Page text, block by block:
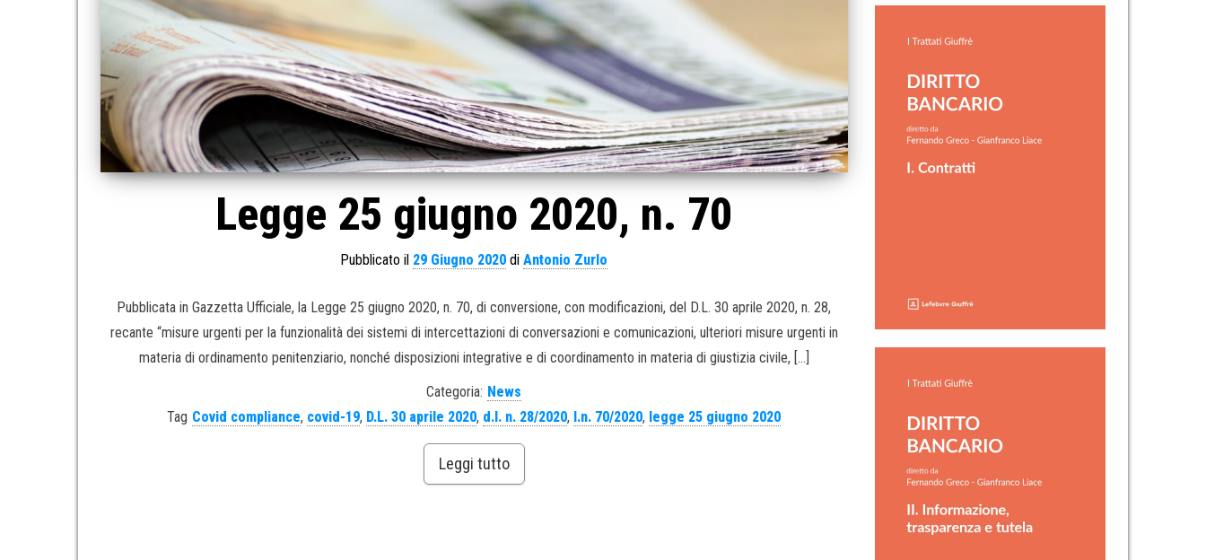
Legge 25 giugno 2020, n. 70
Pubblicato il 29 Giugno 2020 diAntonio Zurlo
Pubblicata in Gazzetta Ufficiale, la Legge 25 giugno 2020, n. 70, di conversione, con modificazioni, del D.L. 30 aprile 2020, n. 28,
recante “misure urgenti per la funzionalità dei sistemi di intercettazioni di conversazioni e comunicazioni, ulteriori misure urgenti in
materia di ordinamento penitenziario, nonché disposizioni integrative e di coordinamento in materia di giustizia civile, […]
Categoria: News
Tag Covid compliance, covid-19, D.L. 30 aprile 2020, d.l. n. 28/2020, l.n. 70/2020, legge 25 giugno 2020
Leggi tutto